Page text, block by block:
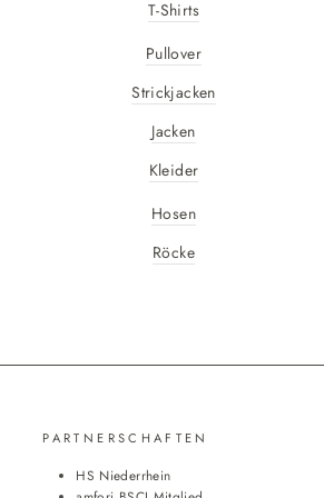
T-Shirts
Pullover
Strickjacken
Jacken
Kleider
Hosen
Röcke
PARTNERSCHAFTEN
HS Niederrhein